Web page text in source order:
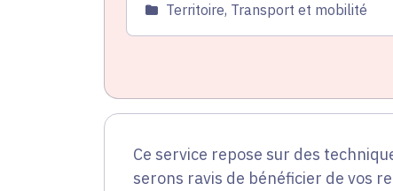
Catégorie
Territoire, Transport et mobilité
Ce service repose sur des
serons ravis de bénéficier de vos